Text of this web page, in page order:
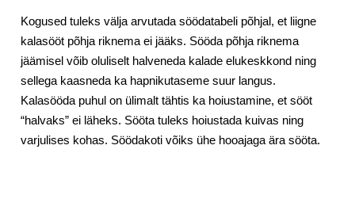
Kogused tuleks välja arvutada söödatabeli põhjal, et liigne
kalasööt põhja riknema ei jääks. Sööda põhja riknema
jäämisel võib oluliselt halveneda kalade elukeskkond ning
sellega kaasneda ka hapnikutaseme suur langus.
Kalasööda puhul on ülimalt tähtis ka hoiustamine, et sööt
“halvaks” ei läheks. Sööta tuleks hoiustada kuivas ning
varjulises kohas. Söödakoti võiks ühe hooajaga ära sööta.